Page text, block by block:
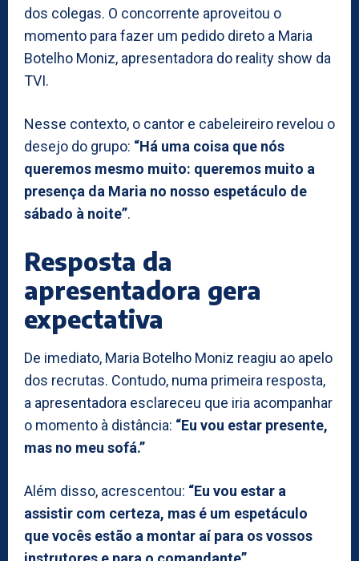
dos colegas. O concorrente aproveitou o
momento para fazer um pedido direto a Maria
Botelho Moniz, apresentadora do reality show da
TVI.
Nesse contexto, o cantor e cabeleireiro revelou o
desejo do grupo: “Há uma coisa que nós
queremos mesmo muito: queremos muito a
presença da Maria no nosso espetáculo de
sábado à noite”.
Resposta da
apresentadora gera
expectativa
De imediato, Maria Botelho Moniz reagiu ao apelo
dos recrutas. Contudo, numa primeira resposta,
a apresentadora esclareceu que iria acompanhar
o momento à distância: “Eu vou estar presente,
mas no meu sofá.”
Além disso, acrescentou: “Eu vou estar a
assistir com certeza, mas é um espetáculo
que vocês estão a montar aí para os vossos